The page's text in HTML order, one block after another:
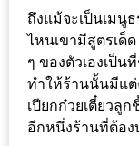
ฟรี
2
ท่าน
ลุ้น
รับ
ถึงแม้จะเป็นเมนู
ไหนเขามีสูตรเด็
ๆ ของตัวเองเป็
ทำให้ร้านนั้นมีแ
เปียกก๋วยเตี๋ยวลู
อีกหนึ่งร้านที่ต้อง